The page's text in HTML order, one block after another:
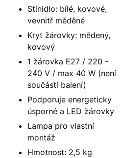
Stínidlo: bílé, kovové,
vevnitř měděné
Kryt žárovky: mědený,
kovový
1 žárovka E27 / 220 -
240 V / max 40 W (není
součástí balení)
Podporuje energeticky
úsporné a LED žárovky
Lampa pro vlastní
montáž
Hmotnost: 2,5 kg